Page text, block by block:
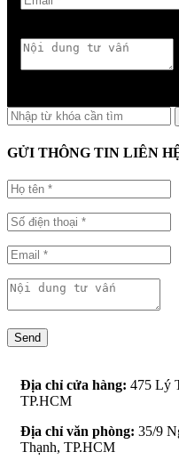
GỬI THÔNG TIN LIÊN
Send
Địa chỉ cửa hàng: 475 Lý
TP.HCM
Địa chỉ văn phòng: 35/9
Thạnh, TP.HCM